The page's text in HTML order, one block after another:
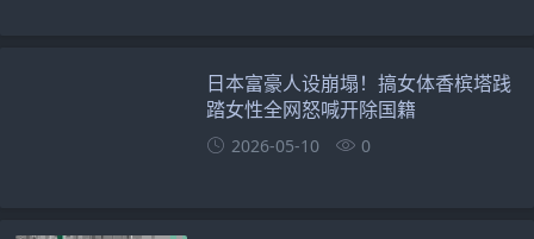
日本富豪人设崩塌！搞女体香槟塔践
踏女性全网怒喊开除国籍
2026-05-10 0